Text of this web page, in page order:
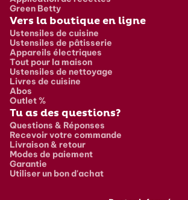
Green Betty
Vers la boutique en ligne
Ustensiles de cuisine
Ustensiles de pâtisserie
Appareils électriques
Tout pour la maison
Ustensiles de nettoyage
Livres de cuisine
Abos
Outlet %
Tu as des questions?
Questions & Réponses
Recevoir votre commande
Livraison & retour
Modes de paiement
Garantie
Utiliser un bon d'achat